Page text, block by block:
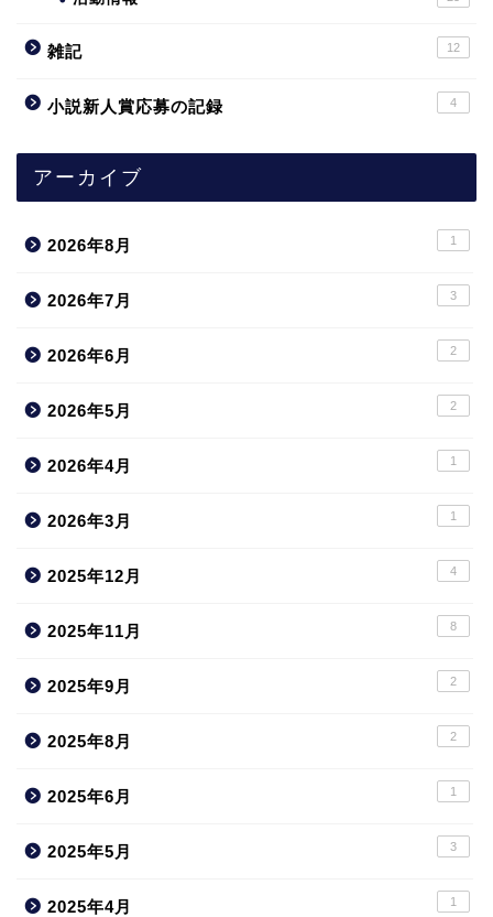
雑記 12
小説新人賞応募の記録 4
アーカイブ
2026年8月 1
2026年7月 3
2026年6月 2
2026年5月 2
2026年4月 1
2026年3月 1
2025年12月 4
2025年11月 8
2025年9月 2
2025年8月 2
2025年6月 1
2025年5月 3
2025年4月 1